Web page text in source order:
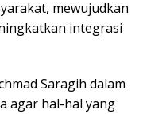
mewujudkan
integrasi
Saragih dalam
agar hal-hal yang